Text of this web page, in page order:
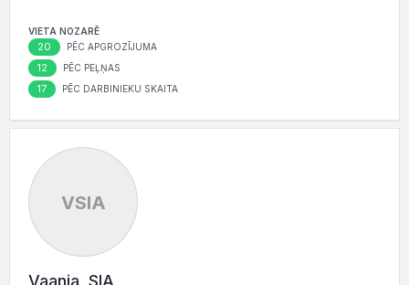
VIETA NOZARĒ
20 PĒC APGROZĪJUMA
12 PĒC PEĻŅAS
17 PĒC DARBINIEKU SKAITA
VSIA